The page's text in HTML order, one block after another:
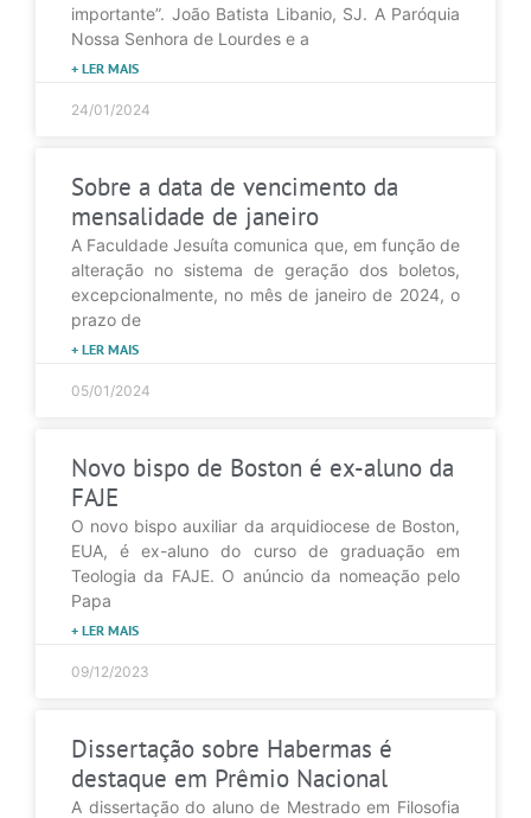
importante”. João Batista Libanio, SJ. A Paróquia
Nossa Senhora de Lourdes e a
+ LER MAIS
24/01/2024
Sobre a data de vencimento da
mensalidade de janeiro
A Faculdade Jesuíta comunica que, em função de
alteração no sistema de geração dos boletos,
excepcionalmente, no mês de janeiro de 2024, o
prazo de
+ LER MAIS
05/01/2024
Novo bispo de Boston é ex-aluno da
FAJE
O novo bispo auxiliar da arquidiocese de Boston,
EUA, é ex-aluno do curso de graduação em
Teologia da FAJE. O anúncio da nomeação pelo
Papa
+ LER MAIS
09/12/2023
Dissertação sobre Habermas é
destaque em Prêmio Nacional
A dissertação do aluno de Mestrado em Filosofia